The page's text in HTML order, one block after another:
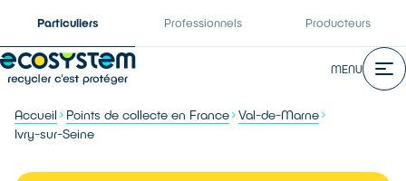
Particuliers Professionnels Producteurs
MENU
Accueil Points de collecte en France Val-de-Marne
Ivry-sur-Seine